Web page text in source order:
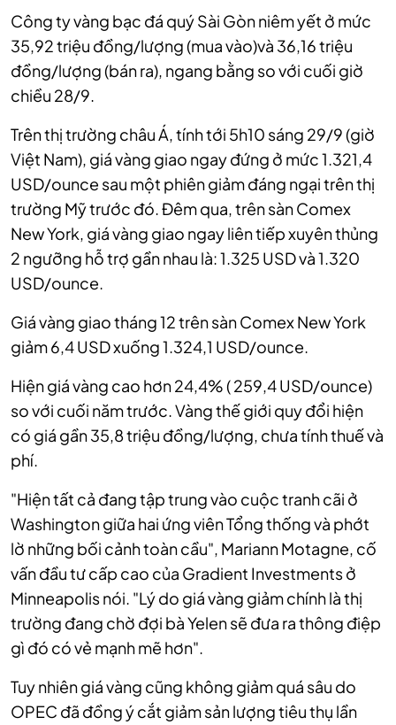
Công ty vàng bạc đá quý Sài Gòn niêm yết ở mức
35,92 triệu đồng/lượng (mua vào)và 36,16 triệu
đồng/lượng (bán ra), ngang bằng so với cuối giờ
chiều 28/9.
Trên thị trường châu Á, tính tới 5h10 sáng 29/9 (giờ
Việt Nam), giá vàng giao ngay đứng ở mức 1.321,4
USD/ounce sau một phiên giảm đáng ngại trên thị
trường Mỹ trước đó. Đêm qua, trên sàn Comex
New York, giá vàng giao ngay liên tiếp xuyên thủng
2 ngưỡng hỗ trợ gần nhau là: 1.325 USD và 1.320
USD/ounce.
Giá vàng giao tháng 12 trên sàn Comex New York
giảm 6,4 USD xuống 1.324,1 USD/ounce.
Hiện giá vàng cao hơn 24,4% ( 259,4 USD/ounce)
so với cuối năm trước. Vàng thế giới quy đổi hiện
có giá gần 35,8 triệu đồng/lượng, chưa tính thuế và
phí.
"Hiện tất cả đang tập trung vào cuộc tranh cãi ở
Washington giữa hai ứng viên Tổng thống và phớt
lờ những bối cảnh toàn cầu", Mariann Motagne, cố
vấn đầu tư cấp cao của Gradient Investments ở
Minneapolis nói. "Lý do giá vàng giảm chính là thị
trường đang chờ đợi bà Yelen sẽ đưa ra thông điệp
gì đó có vẻ mạnh mẽ hơn".
Tuy nhiên giá vàng cũng không giảm quá sâu do
OPEC đã đồng ý cắt giảm sản lượng tiêu thụ lần